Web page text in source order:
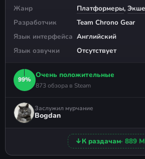
Жанр
Платформеры,
Разработчик
Team Chrono Gear
Язык интерфейса Английский
Язык озвучки
Отсутствует
99%
Очень положительные
873 обзора в Steam
Заслужил мурчание
Bogdan
↓К раздачам· 889